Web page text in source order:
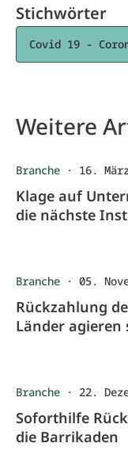
Stichwörter
Covid 19 -
Weitere
Branche · 16.
Klage auf
die nächste
Branche · 05.
Rückzahlung
Länder
Branche · 22.
Soforthilfe
die Barrikaden